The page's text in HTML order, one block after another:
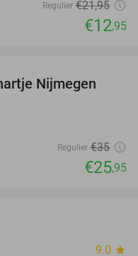
Regulier €21,95
€12,95
26%
Nijmegen
Regulier €35
€25,95
9.0 star